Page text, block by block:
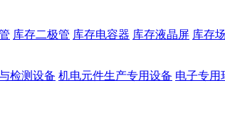
库存二极管 库存电容器 库存液晶屏 库存
检测设备 机电元件生产专用设备 电子专用